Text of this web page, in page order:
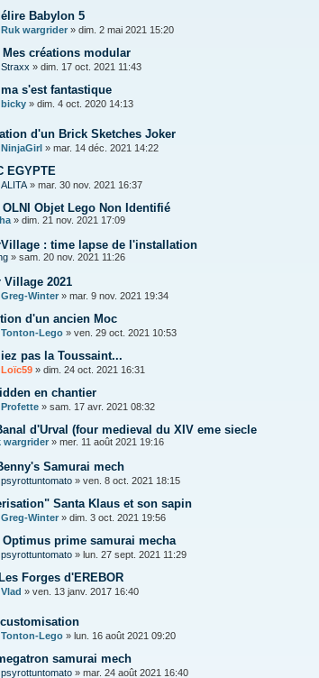
Babylon 5
Ruk wargrider » dim. 2 mai 2021 15:20
Mes créations modular
Straxx » dim. 17 oct. 2021 11:43
s'est fantastique
bicky » dim. 4 oct. 2020 14:13
d'un Brick Sketches Joker
NinjaGirl » mar. 14 déc. 2021 14:22
EGYPTE
ALITA » mar. 30 nov. 2021 16:37
OLNI Objet Lego Non Identifié
» dim. 21 nov. 2021 17:09
: time lapse de l'installation
» sam. 20 nov. 2021 11:26
Village 2021
Greg-Winter » mar. 9 nov. 2021 19:34
d'un ancien Moc
Tonton-Lego » ven. 29 oct. 2021 10:53
pas la Toussaint...
Loïc59 » dim. 24 oct. 2021 16:31
en chantier
Profette » sam. 17 avr. 2021 08:32
d'Urval (four medieval du XIV eme siecle
wargrider » mer. 11 août 2021 19:16
Samurai mech
psyrottuntomato » ven. 8 oct. 2021 18:15
Santa Klaus et son sapin
Greg-Winter » dim. 3 oct. 2021 19:56
Optimus prime samurai mecha
psyrottuntomato » lun. 27 sept. 2021 11:29
Forges d'EREBOR
Vlad » ven. 13 janv. 2017 16:40
Tonton-Lego » lun. 16 août 2021 09:20
samurai mech
psyrottuntomato » mar. 24 août 2021 16:40